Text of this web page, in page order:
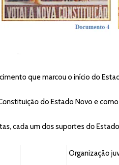
que marcou o início do
do Estado Novo e
cada um dos suportes do
Organização